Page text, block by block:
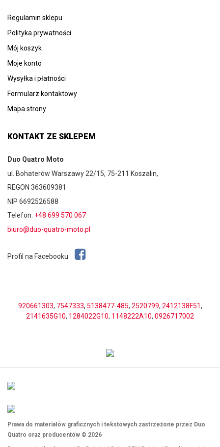
Regulamin sklepu
Polityka prywatności
Mój koszyk
Moje konto
Wysyłka i płatności
Formularz kontaktowy
Mapa strony
KONTAKT ZE SKLEPEM
Duo Quatro Moto
ul. Bohaterów Warszawy 22/15, 75-211 Koszalin,
REGON 363609381
NIP 6692526588
Telefon: +48 699 570 067
biuro@duo-quatro-moto.pl
Profil na Facebooku
920661303, 7547333, 5138477-485, 2520799, 2412138F51,
2141635G10, 1284022G10, 1148222A10, 0926717002
Prawa do materiałów graficznych i tekstowych zastrzeżone przez Duo
Quatro oraz producentów © 2026